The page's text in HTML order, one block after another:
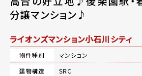
分譲マンション♪
ライオンズマンション小石川シティ
物件種別
マンション
建物構造
SRC